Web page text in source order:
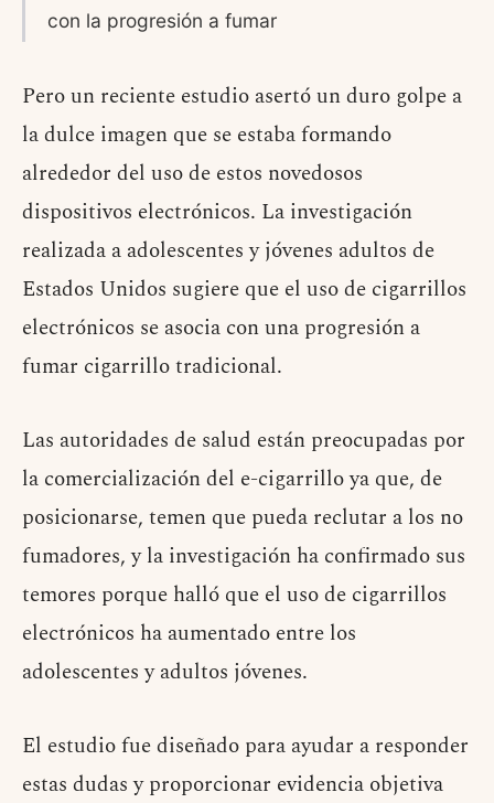
con la progresión a fumar
Pero un reciente estudio asertó un duro golpe a
la dulce imagen que se estaba formando
alrededor del uso de estos novedosos
dispositivos electrónicos. La investigación
realizada a adolescentes y jóvenes adultos de
Estados Unidos sugiere que el uso de cigarrillos
electrónicos se asocia con una progresión a
fumar cigarrillo tradicional.
Las autoridades de salud están preocupadas por
la comercialización del e-cigarrillo ya que, de
posicionarse, temen que pueda reclutar a los no
fumadores, y la investigación ha confirmado sus
temores porque halló que el uso de cigarrillos
electrónicos ha aumentado entre los
adolescentes y adultos jóvenes.
El estudio fue diseñado para ayudar a responder
estas dudas y proporcionar evidencia objetiva